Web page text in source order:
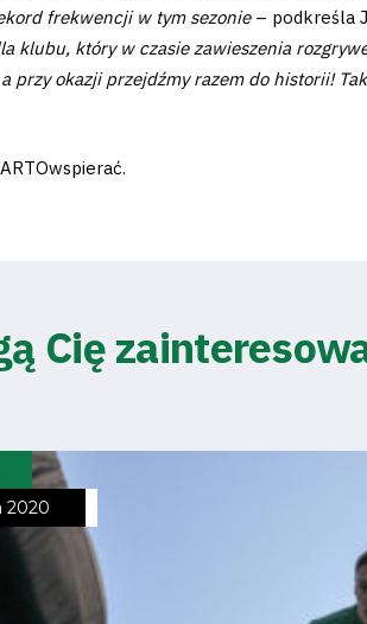
frekwencji w tym sezonie– podkreśla
klubu, który w czasie zawieszenia
okazji przejdźmy razem do historii!
Cię
2020